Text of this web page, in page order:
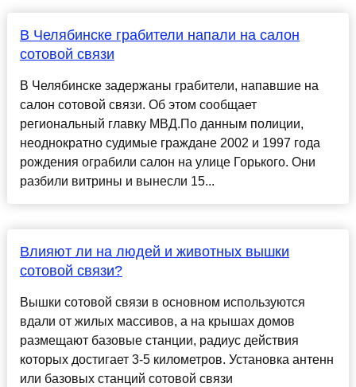
В Челябинске грабители напали на салон
сотовой связи
В Челябинске задержаны грабители, напавшие на
салон сотовой связи. Об этом сообщает
региональный главку МВД.По данным полиции,
неоднократно судимые граждане 2002 и 1997 года
рождения ограбили салон на улице Горького. Они
разбили витрины и вынесли 15...
Влияют ли на людей и животных вышки
сотовой связи?
Вышки сотовой связи в основном используются
вдали от жилых массивов, а на крышах домов
размещают базовые станции, радиус действия
которых достигает 3-5 километров. Установка антенн
или базовых станций сотовой связи